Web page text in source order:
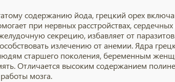
содержанию йода, грецкий орех
при нервных расстройствах,
секрецию, избавляет от
излечению от анемии. Ядра
старшего поколения, беременным
Отличается высоким содержанием
мозга.